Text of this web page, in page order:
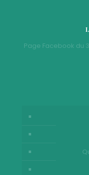
Page Facebook du